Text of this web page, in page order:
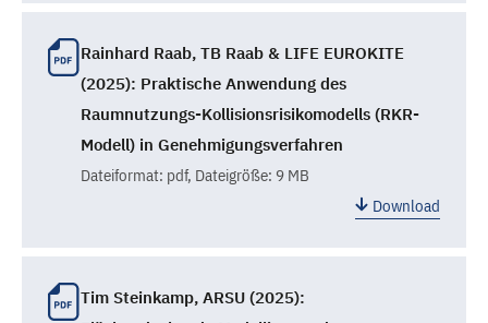
Rainhard Raab, TB Raab & LIFE EUROKITE
(2025): Praktische Anwendung des
Raumnutzungs-Kollisionsrisikomodells (RKR-
Modell) in Genehmigungsverfahren
Dateiformat: pdf, Dateigröße: 9 MB
Download
Tim Steinkamp, ARSU (2025):